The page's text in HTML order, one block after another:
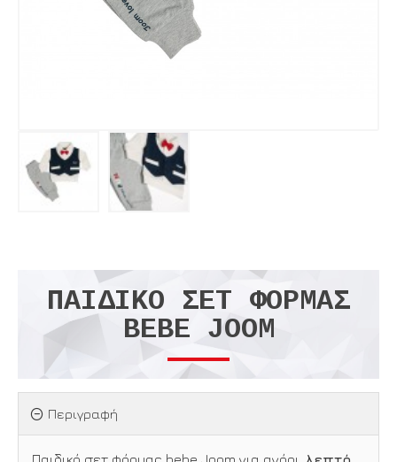
ΠΑΙΔΙΚΌ ΣΕΤ ΦΌΡΜΑΣ
BEBE JOOM
Περιγραφή